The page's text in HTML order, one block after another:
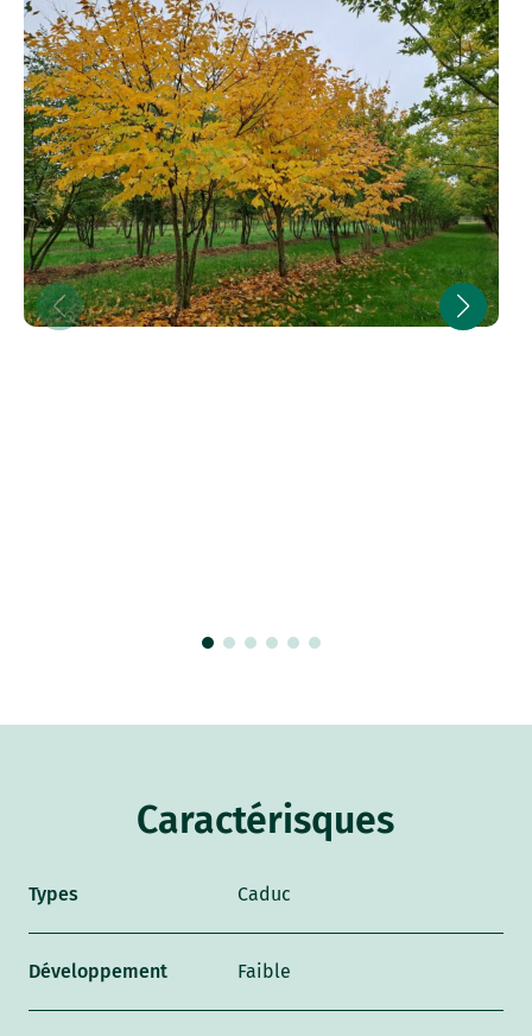
Caractérisques
Types Caduc
Développement Faible